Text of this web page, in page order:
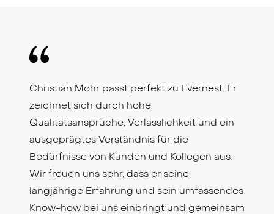
Christian Mohr passt perfekt zu Evernest. Er
zeichnet sich durch hohe
Qualitätsansprüche, Verlässlichkeit und ein
ausgeprägtes Verständnis für die
Bedürfnisse von Kunden und Kollegen aus.
Wir freuen uns sehr, dass er seine
langjährige Erfahrung und sein umfassendes
Know-how bei uns einbringt und gemeinsam